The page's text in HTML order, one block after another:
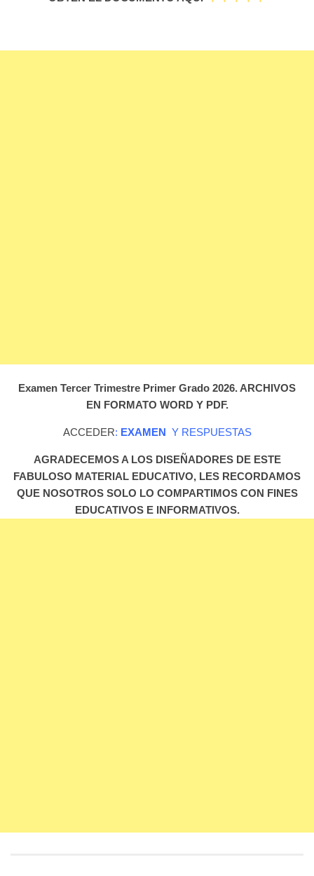
Examen Tercer Trimestre Primer Grado 2026. ARCHIVOS
EN FORMATO WORD Y PDF.
ACCEDER: EXAMEN Y RESPUESTAS
AGRADECEMOS A LOS DISEÑADORES DE ESTE
FABULOSO MATERIAL EDUCATIVO, LES RECORDAMOS
QUE NOSOTROS SOLO LO COMPARTIMOS CON FINES
EDUCATIVOS E INFORMATIVOS.